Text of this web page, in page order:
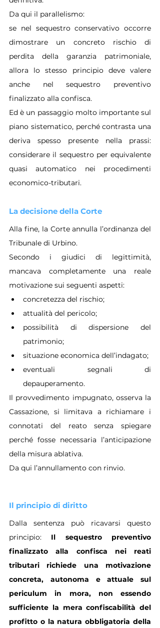
Da qui il parallelismo:
se nel sequestro conservativo occorre
dimostrare un concreto rischio di
perdita della garanzia patrimoniale,
allora lo stesso principio deve valere
anche nel sequestro preventivo
finalizzato alla confisca.
Ed è un passaggio molto importante sul
piano sistematico, perché contrasta una
deriva spesso presente nella prassi:
considerare il sequestro per equivalente
quasi automatico nei procedimenti
economico-tributari.
La decisione della Corte
Alla fine, la Corte annulla l’ordinanza del
Tribunale di Urbino.
Secondo i giudici di legittimità,
mancava completamente una reale
motivazione sui seguenti aspetti:
concretezza del rischio;
attualità del pericolo;
possibilità di dispersione del
patrimonio;
situazione economica dell’indagato;
eventuali segnali di
depauperamento.
Il provvedimento impugnato, osserva la
Cassazione, si limitava a richiamare i
connotati del reato senza spiegare
perché fosse necessaria l’anticipazione
della misura ablativa.
Da qui l’annullamento con rinvio.
Il principio di diritto
Dalla sentenza può ricavarsi questo
principio: Il sequestro preventivo
finalizzato alla confisca nei reati
tributari richiede una motivazione
concreta, autonoma e attuale sul
periculum in mora, non essendo
sufficiente la mera confiscabilità del
profitto o la natura obbligatoria della